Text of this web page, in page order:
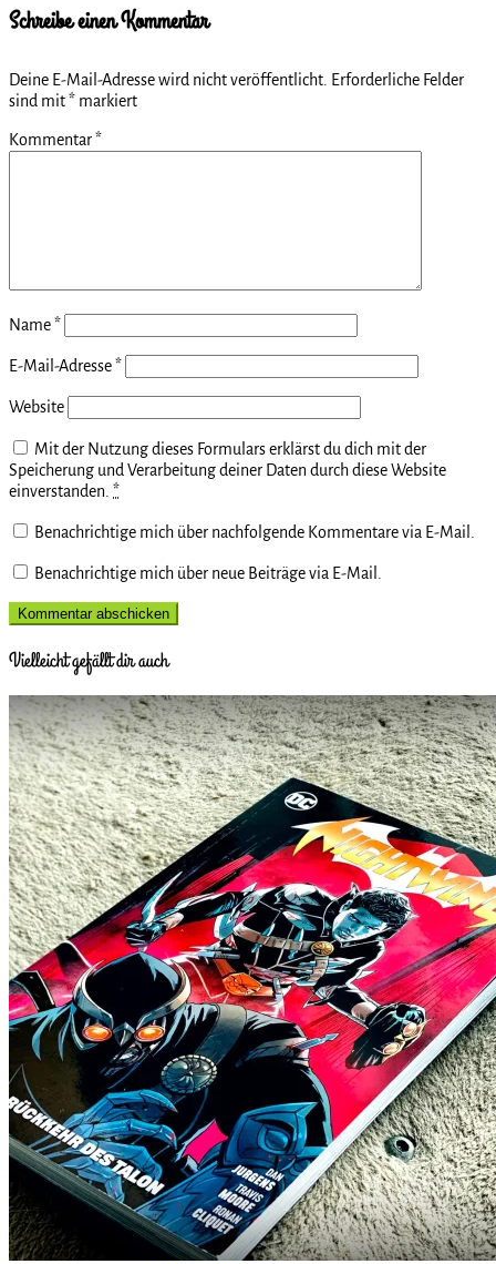
Schreibe einen Kommentar
Deine E-Mail-Adresse wird nicht veröffentlicht. Erforderliche Felder
sind mit* markiert
Kommentar*
Name*
E-Mail-Adresse*
Website
Mit der Nutzung dieses Formulars erklärst du dich mit der
Speicherung und Verarbeitung deiner Daten durch diese Website
einverstanden. *
Benachrichtige mich über nachfolgende Kommentare via E-Mail.
Benachrichtige mich über neue Beiträge via E-Mail.
Vielleicht gefällt dir auch